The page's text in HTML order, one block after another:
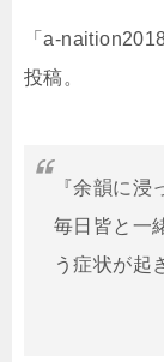
「a-
投稿。
『余韻に
毎日皆と一
う症状が起